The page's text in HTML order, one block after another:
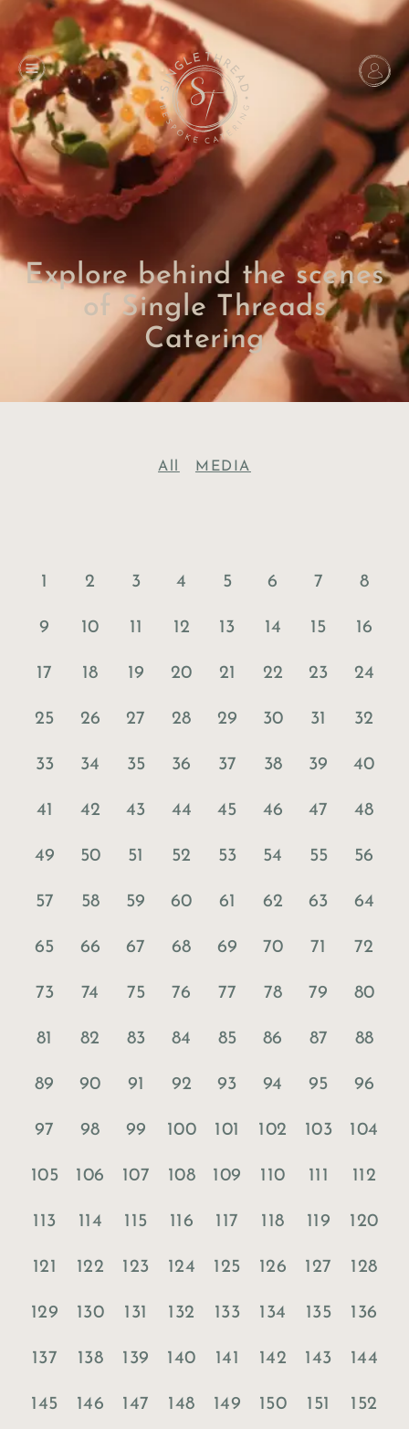
Explore behind the scenes
of Single Threads
Catering
All MEDIA
1 2 3 4 5 6 7 8
9 10 11 12 13 14 15 16
17 18 19 20 21 22 23 24
25 26 27 28 29 30 31 32
33 34 35 36 37 38 39 40
41 42 43 44 45 46 47 48
49 50 51 52 53 54 55 56
57 58 59 60 61 62 63 64
65 66 67 68 69 70 71 72
73 74 75 76 77 78 79 80
81 82 83 84 85 86 87 88
89 90 91 92 93 94 95 96
97 98 99 100 101 102 103 104
105 106 107 108 109 110 111 112
113 114 115 116 117 118 119 120
121 122 123 124 125 126 127 128
129 130 131 132 133 134 135 136
137 138 139 140 141 142 143 144
145 146 147 148 149 150 151 152